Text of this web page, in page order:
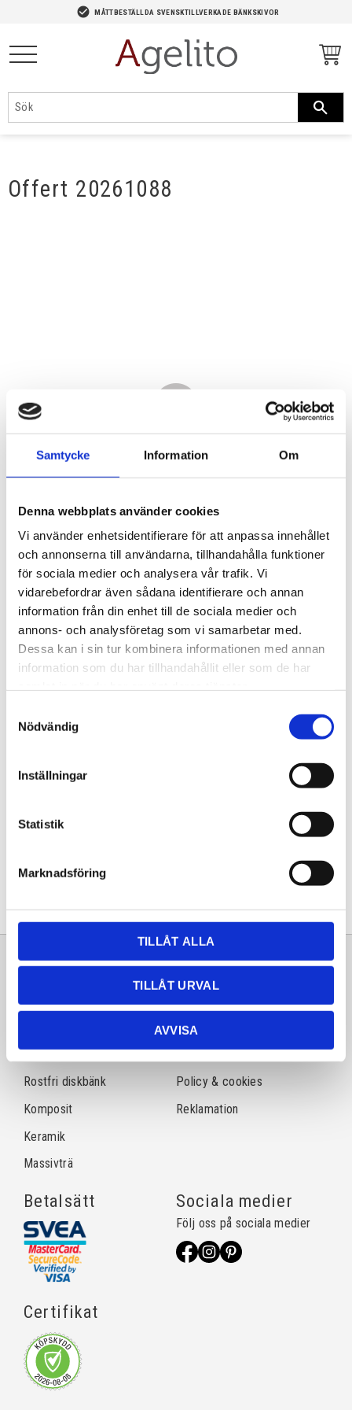
Samtycke Information Om
Denna webbplats använder cookies
Vi använder enhetsidentifierare för att anpassa innehållet
och annonserna till användarna, tillhandahålla funktioner
för sociala medier och analysera vår trafik. Vi
vidarebefordrar även sådana identifierare och annan
information från din enhet till de sociala medier och
annons- och analysföretag som vi samarbetar med.
Dessa kan i sin tur kombinera informationen med annan
information som du har tillhandahållit eller som de har
Nödvändig
Inställningar
Statistik
Marknadsföring
TILLÅT ALLA
TILLÅT URVAL
AVVISA
check_circle MÅTTBESTÄLLDA SVENSKTILLVERKADE BÄNKSKIVOR
Offert 20261088
3 950,00KR
Antal
Lagervara
Artikelnr
20261088
Sortiment
Natursten
Rostfri diskbänk
Komposit
Keramik
Massivträ
Information
Frågor & svar
Köpvillkor
Policy & cookies
Reklamation
Betalsätt
Certifikat
Sociala medier
Följ oss på sociala medier